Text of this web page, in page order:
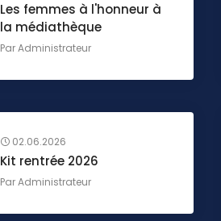
Les femmes à l'honneur à
la médiathèque
ParAdministrateur
02.06.2026
Kit rentrée 2026
ParAdministrateur